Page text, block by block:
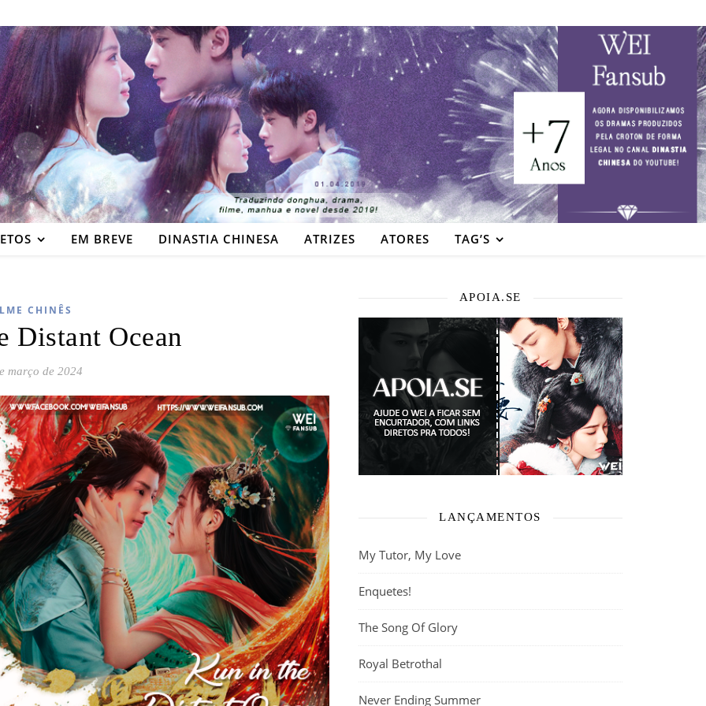
EM BREVE DINASTIA CHINESA ATRIZES ATORES TAG’S
CHINÊS
Distant Ocean
março de 2024
APOIA.SE
LANÇAMENTOS
My Tutor, My Love
Enquetes!
The Song Of Glory
Royal Betrothal
Never Ending Summer